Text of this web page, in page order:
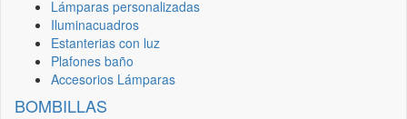
Lámparas personalizadas
Iluminacuadros
Estanterias con luz
Plafones baño
Accesorios Lámparas
BOMBILLAS